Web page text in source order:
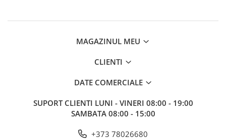
Mincioguri si juvelnice
Lansete la rapitor
MAGAZINUL MEU
CLIENTI
DATE COMERCIALE
SUPORT CLIENTI LUNI - VINERI 08:00 - 19:00
SAMBATA 08:00 - 15:00
+373 78026680